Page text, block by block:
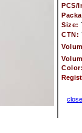
PCS/
Size:
CTN:
close